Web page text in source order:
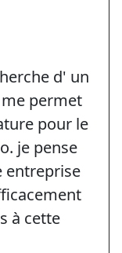
d' un
permet
pour le
je pense
entreprise
à cette